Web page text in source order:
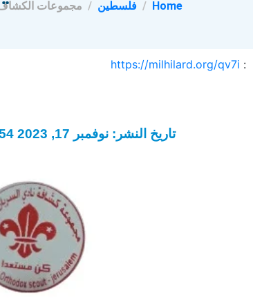
Home فلسطين مجموعات
:
https://milhilard.org/qv7i
تاريخ النشر: نوفمبر 17, 2023 5:54 م